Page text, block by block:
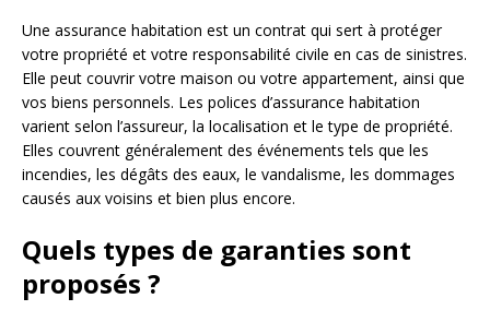
Une assurance habitation est un contrat qui sert à protéger
votre propriété et votre responsabilité civile en cas de sinistres.
Elle peut couvrir votre maison ou votre appartement, ainsi que
vos biens personnels. Les polices d’assurance habitation
varient selon l’assureur, la localisation et le type de propriété.
Elles couvrent généralement des événements tels que les
incendies, les dégâts des eaux, le vandalisme, les dommages
causés aux voisins et bien plus encore.
Quels types de garanties sont
proposés ?